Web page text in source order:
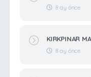
8 ay önce
KIRKPINAR
8 ay önce